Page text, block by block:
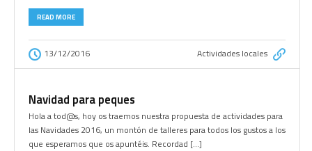
READ MORE
13/12/2016 Actividades locales
Navidad para peques
Hola a tod@s, hoy os traemos nuestra propuesta de actividades para
las Navidades 2016, un montón de talleres para todos los gustos a los
que esperamos que os apuntéis. Recordad […]